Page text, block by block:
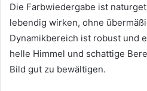
Die Farbwiedergabe ist
lebendig wirken, ohne
Dynamikbereich ist robust und
helle Himmel und schattige
Bild gut zu bewältigen.